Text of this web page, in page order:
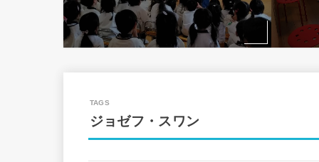
ジョゼフ・スワン